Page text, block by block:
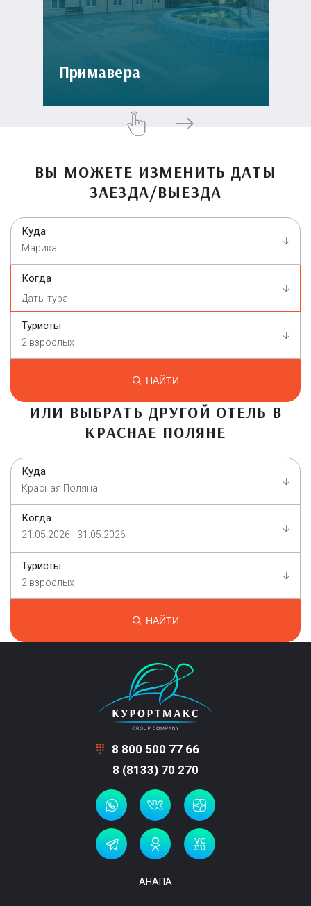
Примавера
ВЫ МОЖЕТЕ ИЗМЕНИТЬ ДАТЫ
ЗАЕЗДА/ВЫЕЗДА
Куда
Марика
Когда
Туристы
2 взрослых
НАЙТИ
ИЛИ ВЫБРАТЬ ДРУГОЙ ОТЕЛЬ В
КРАСНАЕ ПОЛЯНЕ
Куда
Красная Поляна
Когда
21.05.2026 - 31.05.2026
Туристы
2 взрослых
НАЙТИ
8 800 500 77 66
8 (8133) 70 270
АНАПА